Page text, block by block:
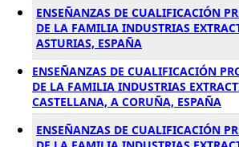
ENSEÑANZAS DE CUALIFICACIÓN
DE LA FAMILIA INDUSTRIAS
ASTURIAS, ESPAÑA
ENSEÑANZAS DE CUALIFICACIÓN
DE LA FAMILIA INDUSTRIAS
CASTELLANA, A CORUÑA, ESPAÑA
ENSEÑANZAS DE CUALIFICACIÓN